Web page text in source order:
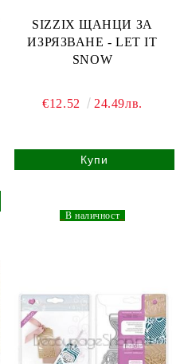
SIZZIX ЩАНЦИ ЗА
ИЗРЯЗВАНЕ - LET IT
SNOW
€12.52 24.49лв.
В наличност